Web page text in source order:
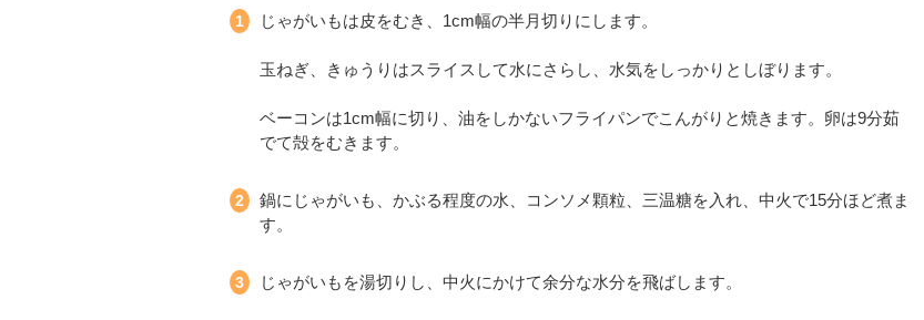
じゃがいもは皮をむき、1cm幅の半月切りにします。
玉ねぎ、きゅうりはスライスして水にさらし、水気をしっかりとしぼります。
ベーコンは1cm幅に切り、油をしかないフライパンでこんがりと焼きます。卵は9分茹
でて殻をむきます。
鍋にじゃがいも、かぶる程度の水、コンソメ顆粒、三温糖を入れ、中火で15分ほど煮ま
す。
じゃがいもを湯切りし、中火にかけて余分な水分を飛ばします。